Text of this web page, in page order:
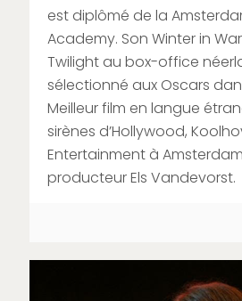
est diplômé de la
Academy. Son Winter in
Twilight au box-office
sélectionné aux Oscars
Meilleur film en langue
sirènes d’Hollywood,
Entertainment à
producteur Els Vandevorst.